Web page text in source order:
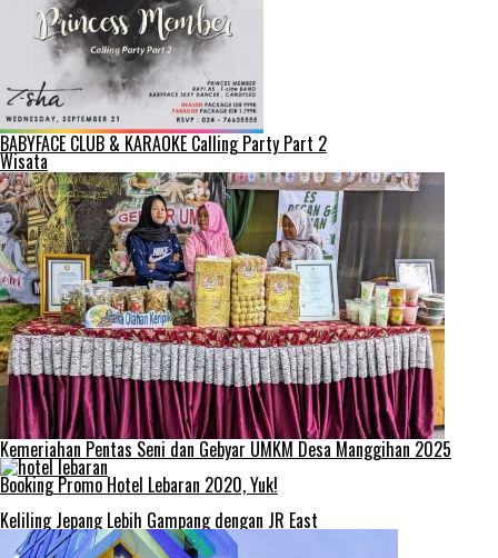
BABYFACE CLUB & KARAOKE Calling Party Part 2
Wisata
Kemeriahan Pentas Seni dan Gebyar UMKM Desa Manggihan 2025
Booking Promo Hotel Lebaran 2020, Yuk!
Keliling Jepang Lebih Gampang dengan JR East